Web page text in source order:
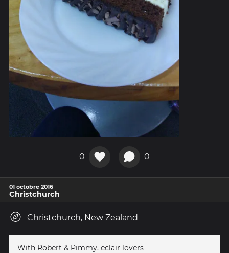
0 0
01 octobre 2016
Christchurch
Christchurch, New Zealand
With Robert & Pimmy, eclair lovers